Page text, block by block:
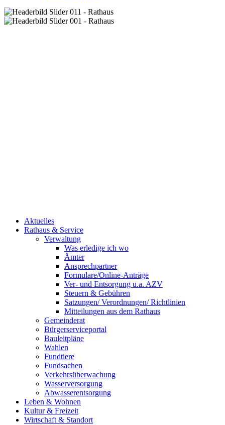
Aktuelles
Rathaus & Service
Verwaltung
Was erledige ich wo
Ämter
Ansprechpartner
Formulare/Online-Anträge
Ver- und Entsorgung u.a. AZV
Steuern & Gebühren
Satzungen/ Verordnungen/ Richtlinien
Mitteilungen aus dem Rathaus
Gemeinderat
Bürgerserviceportal
Bauleitpläne
Wahlen
Fundtiere
Fundsachen
Verkehrsüberwachung
Wasserversorgung
Abwasserentsorgung
Leben & Wohnen
Kultur & Freizeit
Wirtschaft & Standort